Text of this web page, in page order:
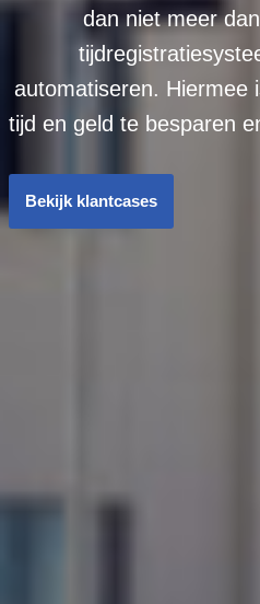
dan niet meer
automatiseren. Hiermee
tijd en geld te besparen
Bekijk klantcases